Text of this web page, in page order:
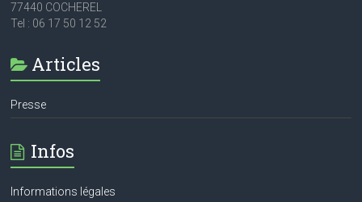
77440 COCHEREL
Tel : 06 17 50 12 52
Articles
Presse
Infos
Informations légales